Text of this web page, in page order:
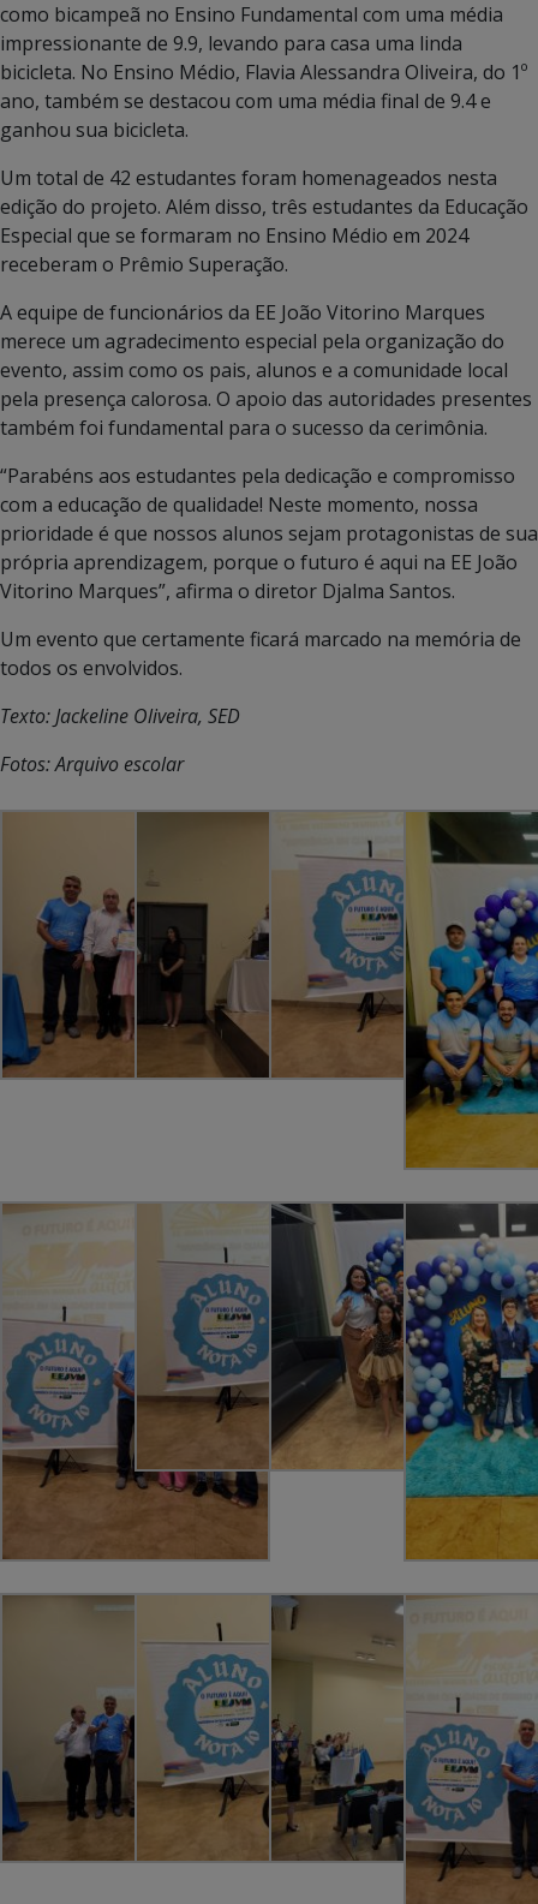
como bicampeã no Ensino Fundamental com uma média
impressionante de 9.9, levando para casa uma linda
bicicleta. No Ensino Médio, Flavia Alessandra Oliveira, do 1º
ano, também se destacou com uma média final de 9.4 e
ganhou sua bicicleta.
Um total de 42 estudantes foram homenageados nesta
edição do projeto. Além disso, três estudantes da Educação
Especial que se formaram no Ensino Médio em 2024
receberam o Prêmio Superação.
A equipe de funcionários da EE João Vitorino Marques
merece um agradecimento especial pela organização do
evento, assim como os pais, alunos e a comunidade local
pela presença calorosa. O apoio das autoridades presentes
também foi fundamental para o sucesso da cerimônia.
“Parabéns aos estudantes pela dedicação e compromisso
com a educação de qualidade! Neste momento, nossa
prioridade é que nossos alunos sejam protagonistas de sua
própria aprendizagem, porque o futuro é aqui na EE João
Vitorino Marques”, afirma o diretor Djalma Santos.
Um evento que certamente ficará marcado na memória de
todos os envolvidos.
Texto: Jackeline Oliveira, SED
Fotos: Arquivo escolar